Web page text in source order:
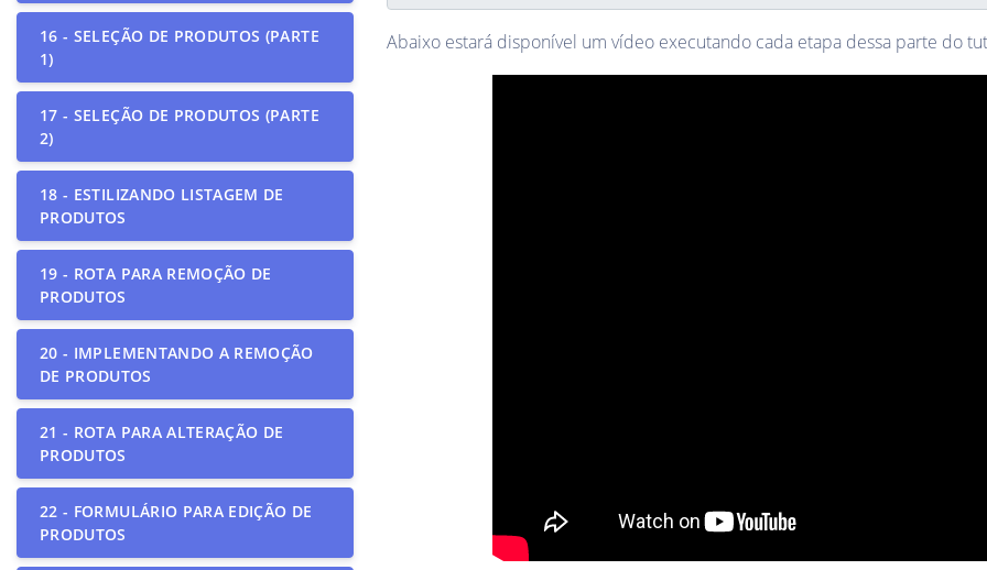
16 - SELEÇÃO DE PRODUTOS (PARTE
1)
17 - SELEÇÃO DE PRODUTOS (PARTE
2)
18 - ESTILIZANDO LISTAGEM DE
PRODUTOS
19 - ROTA PARA REMOÇÃO DE
PRODUTOS
20 - IMPLEMENTANDO A REMOÇÃO
DE PRODUTOS
21 - ROTA PARA ALTERAÇÃO DE
PRODUTOS
22 - FORMULÁRIO PARA EDIÇÃO DE
PRODUTOS
Abaixo estará disponível um vídeo executando cada etapa dessa parte do